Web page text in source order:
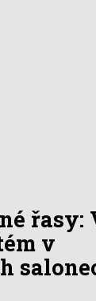
řasy:
v